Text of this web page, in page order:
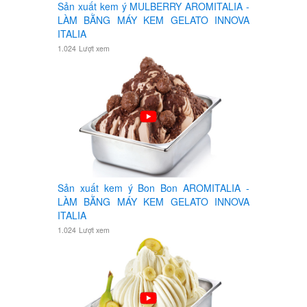
Sản xuất kem ý MULBERRY AROMITALIA -
LÀM BẰNG MÁY KEM GELATO INNOVA
ITALIA
1.024 Lượt xem
Sản xuất kem ý Bon Bon AROMITALIA -
LÀM BẰNG MÁY KEM GELATO INNOVA
ITALIA
1.024 Lượt xem